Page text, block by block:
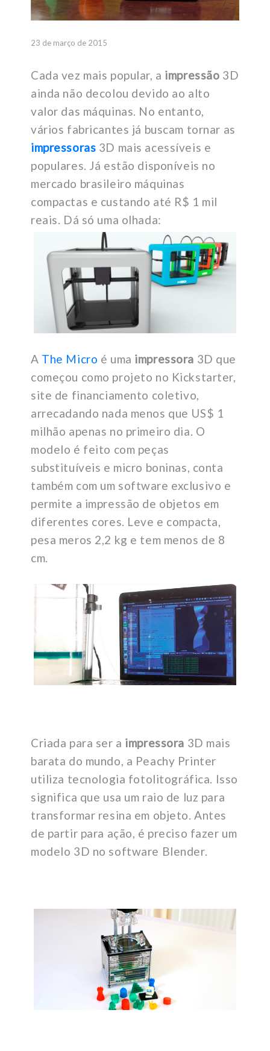
23 de março de 2015
Cada vez mais popular, a impressão 3D
ainda não decolou devido ao alto
valor das máquinas. No entanto,
vários fabricantes já buscam tornar as
impressoras 3D mais acessíveis e
populares. Já estão disponíveis no
mercado brasileiro máquinas
compactas e custando até R$ 1 mil
reais. Dá só uma olhada:
A The Micro é uma impressora 3D que
começou como projeto no Kickstarter,
site de financiamento coletivo,
arrecadando nada menos que US$ 1
milhão apenas no primeiro dia. O
modelo é feito com peças
substituíveis e micro boninas, conta
também com um software exclusivo e
permite a impressão de objetos em
diferentes cores. Leve e compacta,
pesa meros 2,2 kg e tem menos de 8
cm.
Criada para ser a impressora 3D mais
barata do mundo, a Peachy Printer
utiliza tecnologia fotolitográfica. Isso
significa que usa um raio de luz para
transformar resina em objeto. Antes
de partir para ação, é preciso fazer um
modelo 3D no software Blender.